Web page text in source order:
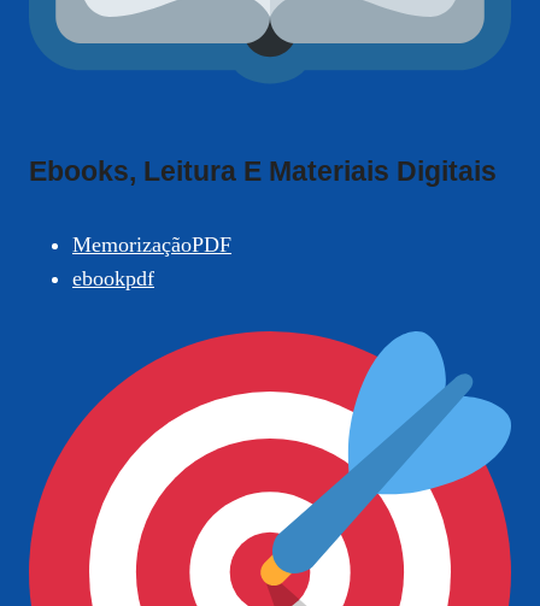
Ebooks, Leitura E Materiais Digitais
MemorizaçãoPDF
ebookpdf